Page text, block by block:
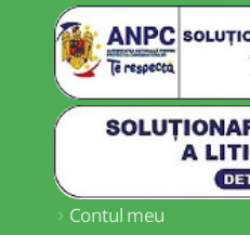
Contul meu